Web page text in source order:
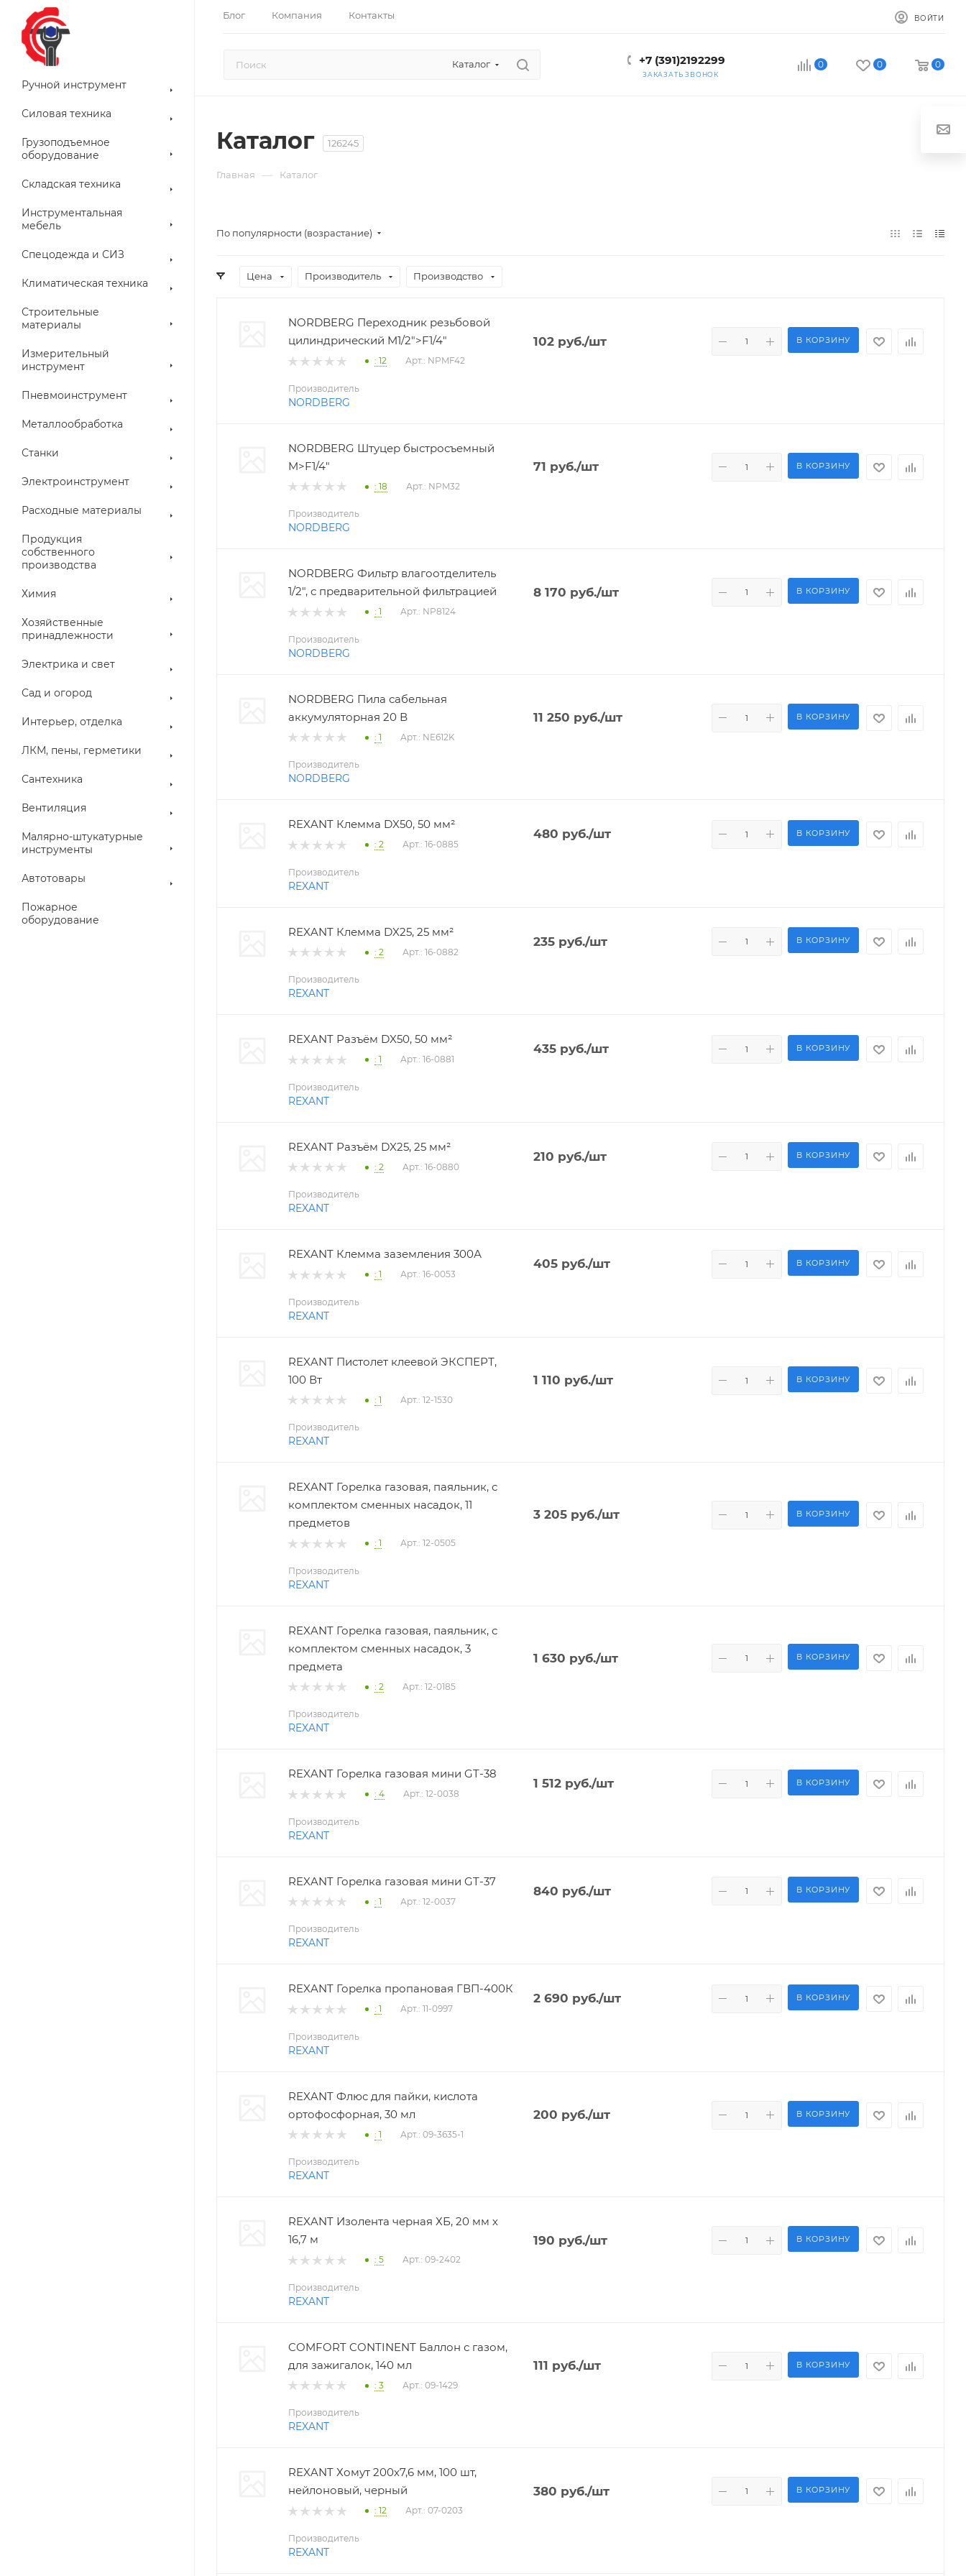
Блог Компания Контакты ВОЙТИ
Каталог +7 (391)2192299
ЗАКАЗАТЬ ЗВОНОК
0 0 0
Ручной инструмент
Силовая техника
Грузоподъемное
оборудование
Складская техника
Инструментальная
мебель
Спецодежда и СИЗ
Климатическая техника
Строительные
материалы
Измерительный
инструмент
Пневмоинструмент
Металлообработка
Станки
Электроинструмент
Расходные материалы
Продукция
собственного
производства
Химия
Хозяйственные
принадлежности
Электрика и свет
Сад и огород
Интерьер, отделка
ЛКМ, пены, герметики
Сантехника
Вентиляция
Малярно-штукатурные
инструменты
Автотовары
Пожарное
оборудование
Каталог 126245
Главная — Каталог
По популярности (возрастание)
Цена Производитель Производство
NORDBERG Переходник резьбовой
цилиндрический M1/2">F1/4"
: 12 Арт.: NPMF42
102руб./шт В КОРЗИНУ
Производитель
NORDBERG
NORDBERG Штуцер быстросъемный
M>F1/4"
: 18 Арт.: NPM32
71 руб./шт В КОРЗИНУ
Производитель
NORDBERG
NORDBERG Фильтр влагоотделитель
1/2", с предварительной фильтрацией
: 1 Арт.: NP8124
8 170 руб./шт В КОРЗИНУ
Производитель
NORDBERG
NORDBERG Пила сабельная
аккумуляторная 20 В
: 1 Арт.: NE612K
11 250 руб./шт В КОРЗИНУ
Производитель
NORDBERG
REXANT Клемма DX50, 50 мм²
: 2 Арт.: 16-0885
480 руб./шт В КОРЗИНУ
Производитель
REXANT
REXANT Клемма DX25, 25 мм²
: 2 Арт.: 16-0882
235руб./шт В КОРЗИНУ
Производитель
REXANT
REXANT Разъём DX50, 50 мм²
: 1 Арт.: 16-0881
435руб./шт В КОРЗИНУ
Производитель
REXANT
REXANT Разъём DX25, 25 мм²
: 2 Арт.: 16-0880
210 руб./шт В КОРЗИНУ
Производитель
REXANT
REXANT Клемма заземления 300А
: 1 Арт.: 16-0053
405руб./шт В КОРЗИНУ
Производитель
REXANT
REXANT Пистолет клеевой ЭКСПЕРТ,
100 Вт
: 1 Арт.: 12-1530
1 110 руб./шт В КОРЗИНУ
Производитель
REXANT
REXANT Горелка газовая, паяльник, с
комплектом сменных насадок, 11
предметов
: 1 Арт.: 12-0505
3 205руб./шт В КОРЗИНУ
Производитель
REXANT
REXANT Горелка газовая, паяльник, с
комплектом сменных насадок, 3
предмета
: 2 Арт.: 12-0185
1 630 руб./шт В КОРЗИНУ
Производитель
REXANT
REXANT Горелка газовая мини GT-38
: 4 Арт.: 12-0038
1 512руб./шт В КОРЗИНУ
Производитель
REXANT
REXANT Горелка газовая мини GT-37
: 1 Арт.: 12-0037
840 руб./шт В КОРЗИНУ
Производитель
REXANT
REXANT Горелка пропановая ГВП-400К
: 1 Арт.: 11-0997
2 690 руб./шт В КОРЗИНУ
Производитель
REXANT
REXANT Флюс для пайки, кислота
ортофосфорная, 30 мл
: 1 Арт.: 09-3635-1
200 руб./шт В КОРЗИНУ
Производитель
REXANT
REXANT Изолента черная ХБ, 20 мм х
16,7 м
: 5 Арт.: 09-2402
190 руб./шт В КОРЗИНУ
Производитель
REXANT
COMFORT CONTINENT Баллон с газом,
для зажигалок, 140 мл
: 3 Арт.: 09-1429
111 руб./шт В КОРЗИНУ
Производитель
REXANT
REXANT Хомут 200х7,6 мм, 100 шт,
нейлоновый, черный
: 12 Арт.: 07-0203
380 руб./шт В КОРЗИНУ
Производитель
REXANT